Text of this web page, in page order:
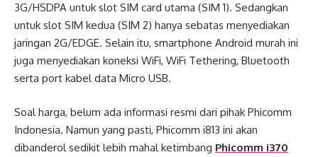
3G/HSDPA untuk slot SIM card utama (SIM 1). Sedangkan
untuk slot SIM kedua (SIM 2) hanya sebatas menyediakan
jaringan 2G/EDGE. Selain itu, smartphone Android murah ini
juga menyediakan koneksi WiFi, WiFi Tethering, Bluetooth
serta port kabel data Micro USB.
Soal harga, belum ada informasi resmi dari pihak Phicomm
Indonesia. Namun yang pasti, Phicomm i813 ini akan
dibanderol sedikit lebih mahal ketimbang Phicomm i370